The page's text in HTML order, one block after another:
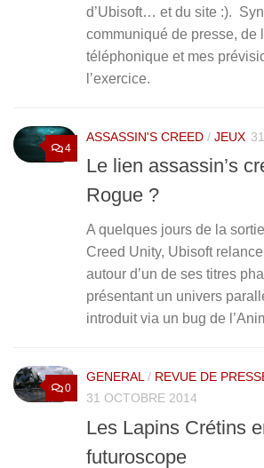
d’Ubisoft… et du site :).
communiqué de presse, de
téléphonique et mes
l’exercice.
4
ASSASSIN'S CREED / JEUX
Le lien assassin’s
Rogue ?
A quelques jours de la
Creed Unity, Ubisoft
autour d’un de ses titres
présentant un univers
introduit via un bug de
0
GENERAL/ REVUE DE
31 OCTOBRE 2014
Les Lapins Crétins
futuroscope